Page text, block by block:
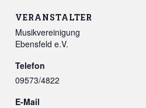
VERANSTALTER
Musikvereinigung
Ebensfeld e.V.
Telefon
09573/4822
E-Mail